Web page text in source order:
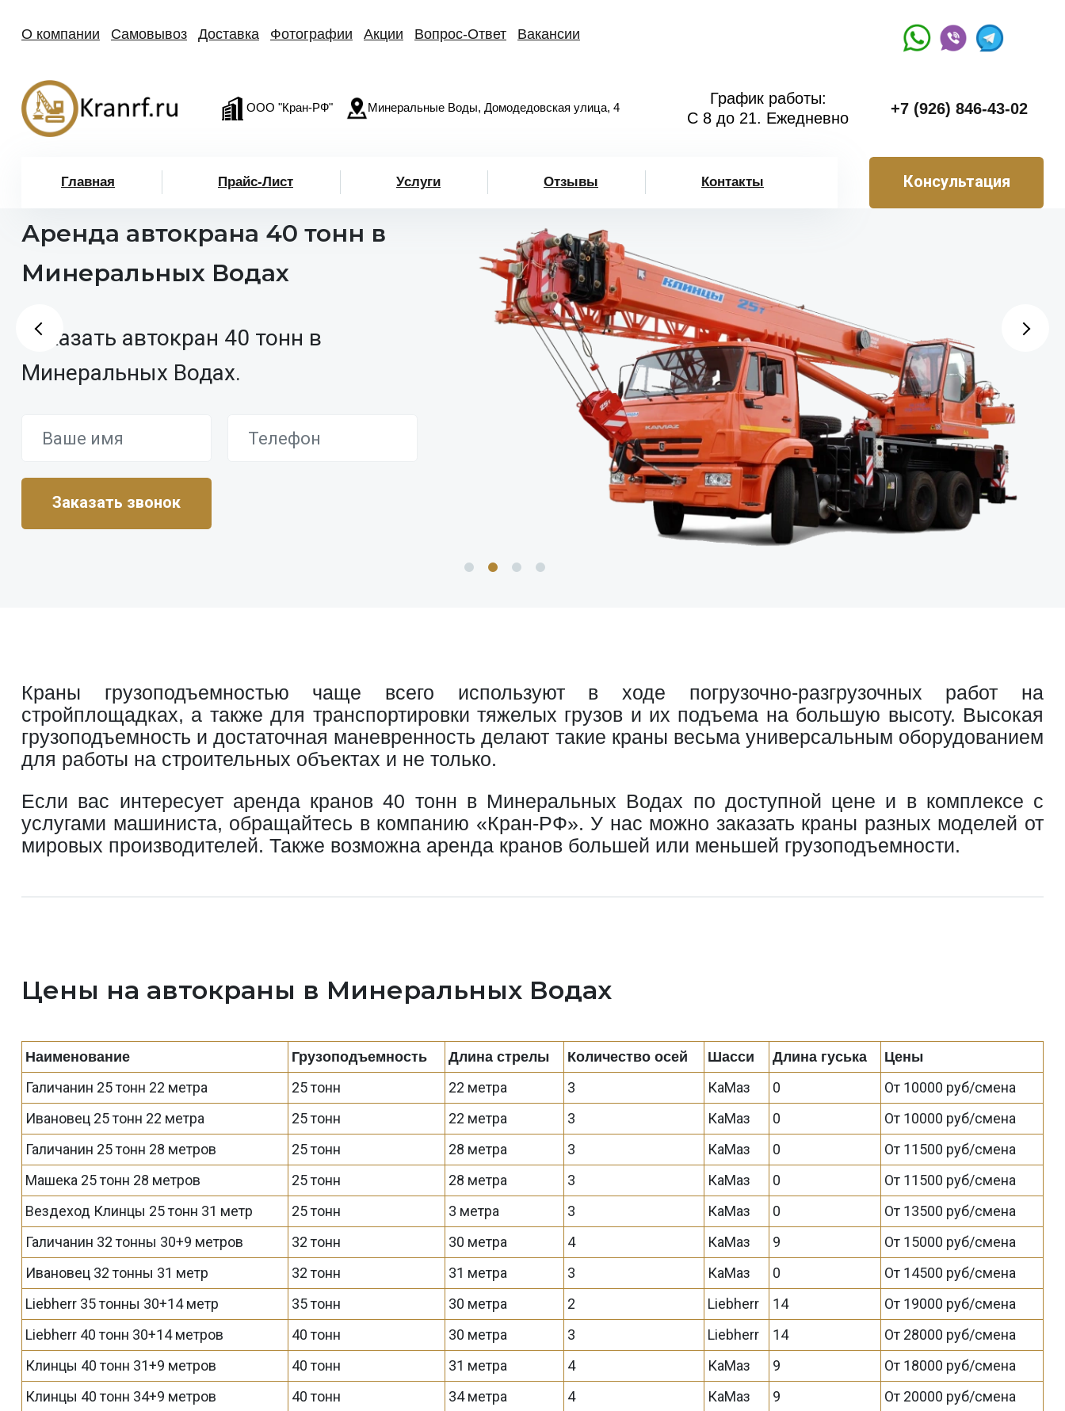
О компании Самовывоз Доставка Фотографии Акции Вопрос-Ответ Вакансии
ООО "Кран-РФ" Минеральные Воды, Домодедовская улица, 4
График работы:
С 8 до 21. Ежедневно
+7 (926) 846-43-02
Главная Прайс-Лист Услуги Отзывы Контакты Консультация
Аренда автокрана 40 тонн в
Минеральных Водах
Заказать автокран 40 тонн в
Минеральных Водах.
Краны грузоподъемностью чаще всего используют в ходе погрузочно-разгрузочных работ на
стройплощадках, а также для транспортировки тяжелых грузов и их подъема на большую высоту. Высокая
грузоподъемность и достаточная маневренность делают такие краны весьма универсальным оборудованием
для работы на строительных объектах и не только.
Если вас интересует аренда кранов 40 тонн в Минеральных Водах по доступной цене и в комплексе с
услугами машиниста, обращайтесь в компанию «Кран-РФ». У нас можно заказать краны разных моделей от
мировых производителей. Также возможна аренда кранов большей или меньшей грузоподъемности.
Цены на автокраны в Минеральных Водах
Наименование Грузоподъемность Длина стрелы Количество осей Шасси Длина гуська Цены
Галичанин 25 тонн 22 метра 25 тонн 22 метра 3 КаМаз 0
От 10000 руб/смена
Ивановец 25 тонн 22 метра
25 тонн 22 метра 3 КаМаз 0
От 10000 руб/смена
Галичанин 25 тонн 28 метров
25 тонн 28 метра 3 КаМаз 0
От 11500 руб/смена
Машека 25 тонн 28 метров
25 тонн 28 метра 3 КаМаз 0
От 11500 руб/смена
Вездеход Клинцы 25 тонн 31 метр
25 тонн 3 метра 3 КаМаз 0
От 13500 руб/смена
Галичанин 32 тонны 30+9 метров
32 тонн 30 метра 4 КаМаз 9
От 15000 руб/смена
Ивановец 32 тонны 31 метр
32 тонн 31 метра 3 КаМаз 0
От 14500 руб/смена
Liebherr 35 тонны 30+14 метр
35 тонн 30 метра 2 Liebherr 14
От 19000 руб/смена
Liebherr 40 тонн 30+14 метров
40 тонн 30 метра 3 Liebherr 14
От 28000 руб/смена
Клинцы 40 тонн 31+9 метров
40 тонн 31 метра 4 КаМаз 9
От 18000 руб/смена
Клинцы 40 тонн 34+9 метров
40 тонн 34 метра 4 КаМаз 9
От 20000 руб/смена